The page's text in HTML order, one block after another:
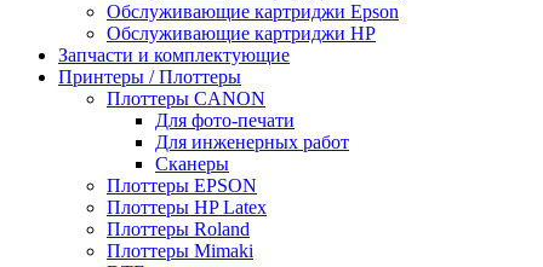
Обслуживающие картриджи Epson
Обслуживающие картриджи HP
Запчасти и комплектующие
Принтеры / Плоттеры
Плоттеры CANON
Для фото-печати
Для инженерных работ
Сканеры
Плоттеры EPSON
Плоттеры HP Latex
Плоттеры Roland
Плоттеры Mimaki